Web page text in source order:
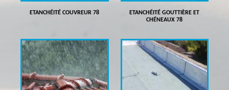
ETANCHÉITÉ COUVREUR 78
ETANCHÉITÉ GOUTTIÈRE ET
CHÉNEAUX 78